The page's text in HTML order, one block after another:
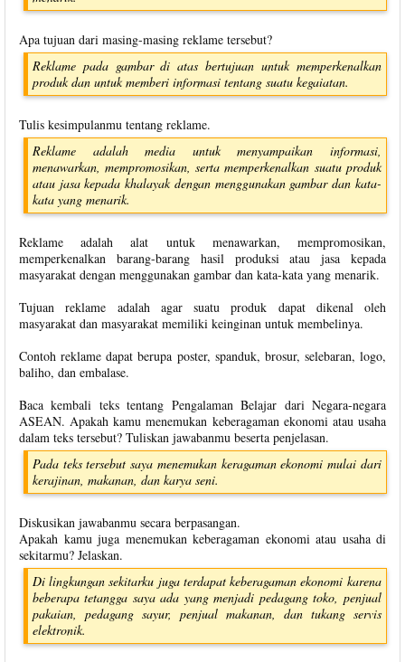
Apa tujuan dari masing-masing reklame tersebut?
Reklame pada gambar di atas bertujuan untuk memperkenalkan
produk dan untuk memberi informasi tentang suatu kegaiatan.
Tulis kesimpulanmu tentang reklame.
Reklame adalah media untuk menyampaikan informasi,
menawarkan, mempromosikan, serta memperkenalkan suatu produk
atau jasa kepada khalayak dengan menggunakan gambar dan kata-
kata yang menarik.
Reklame adalah alat untuk menawarkan, mempromosikan,
memperkenalkan barang-barang hasil produksi atau jasa kepada
masyarakat dengan menggunakan gambar dan kata-kata yang menarik.
Tujuan reklame adalah agar suatu produk dapat dikenal oleh
masyarakat dan masyarakat memiliki keinginan untuk membelinya.
Contoh reklame dapat berupa poster, spanduk, brosur, selebaran, logo,
baliho, dan embalase.
Baca kembali teks tentang Pengalaman Belajar dari Negara-negara
ASEAN. Apakah kamu menemukan keberagaman ekonomi atau usaha
dalam teks tersebut? Tuliskan jawabanmu beserta penjelasan.
Pada teks tersebut saya menemukan keragaman ekonomi mulai dari
kerajinan, makanan, dan karya seni.
Diskusikan jawabanmu secara berpasangan.
Apakah kamu juga menemukan keberagaman ekonomi atau usaha di
sekitarmu? Jelaskan.
Di lingkungan sekitarku juga terdapat keberagaman ekonomi karena
beberapa tetangga saya ada yang menjadi pedagang toko, penjual
pakaian, pedagang sayur, penjual makanan, dan tukang servis
elektronik.